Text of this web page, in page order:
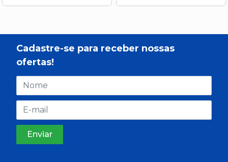
Cadastre-se para receber nossas
ofertas!